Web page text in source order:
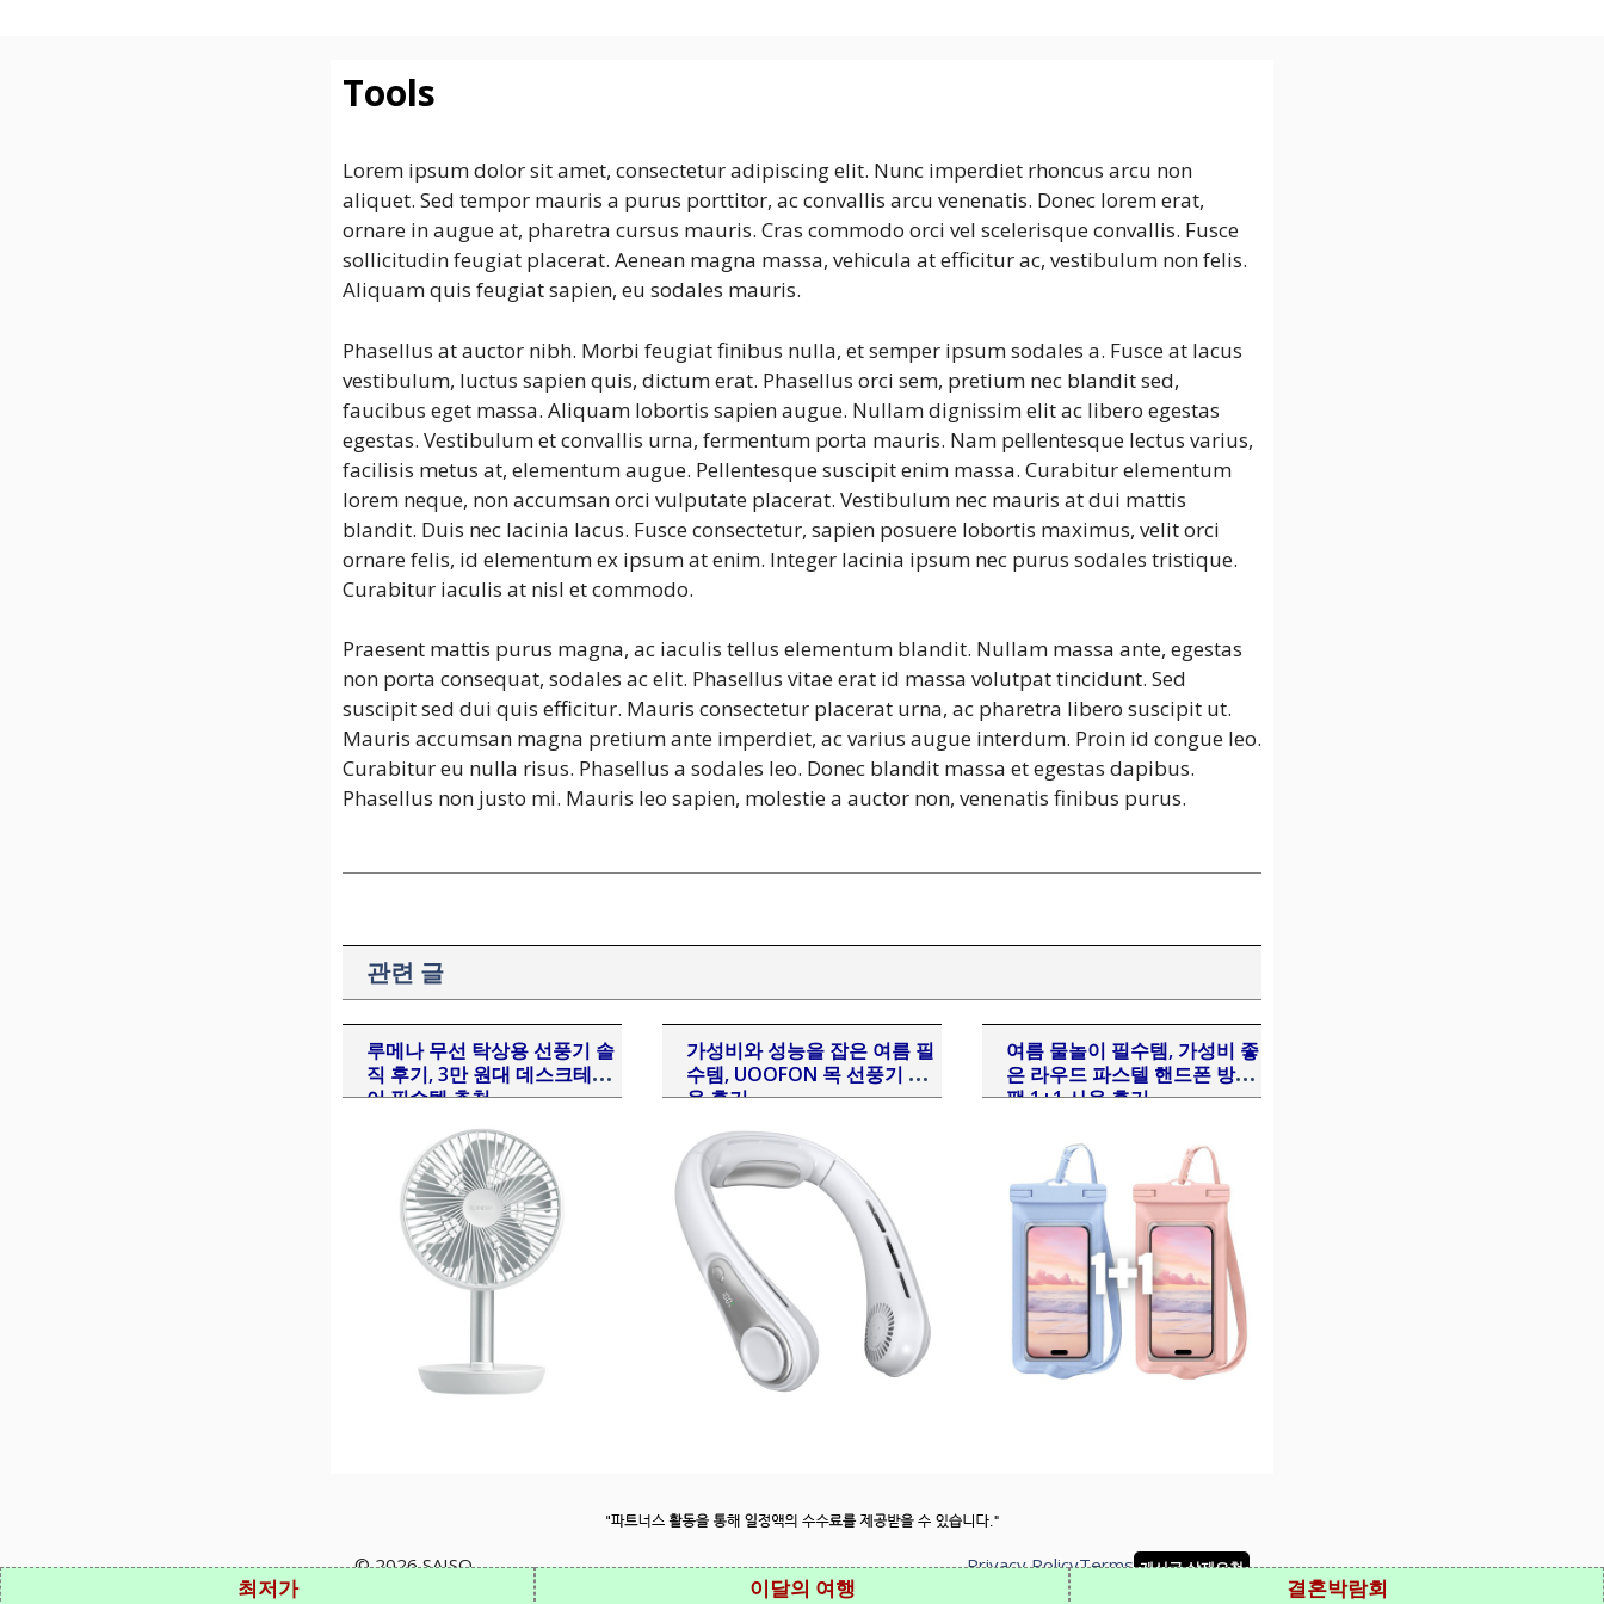
Tools
Lorem ipsum dolor sit amet, consectetur adipiscing elit. Nunc imperdiet rhoncus arcu non
aliquet. Sed tempor mauris a purus porttitor, ac convallis arcu venenatis. Donec lorem erat,
ornare in augue at, pharetra cursus mauris. Cras commodo orci vel scelerisque convallis. Fusce
sollicitudin feugiat placerat. Aenean magna massa, vehicula at efficitur ac, vestibulum non felis.
Aliquam quis feugiat sapien, eu sodales mauris.
Phasellus at auctor nibh. Morbi feugiat finibus nulla, et semper ipsum sodales a. Fusce at lacus
vestibulum, luctus sapien quis, dictum erat. Phasellus orci sem, pretium nec blandit sed,
faucibus eget massa. Aliquam lobortis sapien augue. Nullam dignissim elit ac libero egestas
egestas. Vestibulum et convallis urna, fermentum porta mauris. Nam pellentesque lectus varius,
facilisis metus at, elementum augue. Pellentesque suscipit enim massa. Curabitur elementum
lorem neque, non accumsan orci vulputate placerat. Vestibulum nec mauris at dui mattis
blandit. Duis nec lacinia lacus. Fusce consectetur, sapien posuere lobortis maximus, velit orci
ornare felis, id elementum ex ipsum at enim. Integer lacinia ipsum nec purus sodales tristique.
Curabitur iaculis at nisl et commodo.
Praesent mattis purus magna, ac iaculis tellus elementum blandit. Nullam massa ante, egestas
non porta consequat, sodales ac elit. Phasellus vitae erat id massa volutpat tincidunt. Sed
suscipit sed dui quis efficitur. Mauris consectetur placerat urna, ac pharetra libero suscipit ut.
Mauris accumsan magna pretium ante imperdiet, ac varius augue interdum. Proin id congue leo.
Curabitur eu nulla risus. Phasellus a sodales leo. Donec blandit massa et egestas dapibus.
Phasellus non justo mi. Mauris leo sapien, molestie a auctor non, venenatis finibus purus.
관련 글
루메나 무선 탁상용 선풍기 솔
직 후기, 3만 원대 데스크테리
어 필수템 추천
가성비와 성능을 잡은 여름 필
수템, UOOFON 목 선풍기 사
용 후기
여름 물놀이 필수템, 가성비 좋
은 라우드 파스텔 핸드폰 방수
팩 1+1 사용 후기
© 2026 SAISO Privacy PolicyTerms 게시글 삭제요청
최저가 이달의 여행 결혼박람회